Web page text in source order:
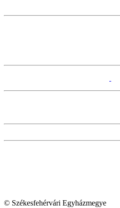
© Székesfehérvári Egyházmegye